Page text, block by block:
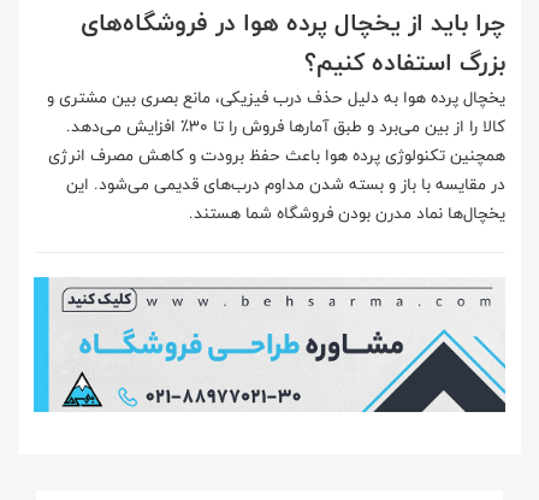
چرا باید از یخچال پرده هوا در فروشگاه‌های
بزرگ استفاده کنیم؟
یخچال پرده هوا به دلیل حذف درب فیزیکی، مانع بصری بین مشتری و
کالا را از بین می‌برد و طبق آمارها فروش را تا ۳۰٪ افزایش می‌دهد.
همچنین تکنولوژی پرده هوا باعث حفظ برودت و کاهش مصرف انرژی
در مقایسه با باز و بسته شدن مداوم درب‌های قدیمی می‌شود. این
یخچال‌ها نماد مدرن بودن فروشگاه شما هستند.